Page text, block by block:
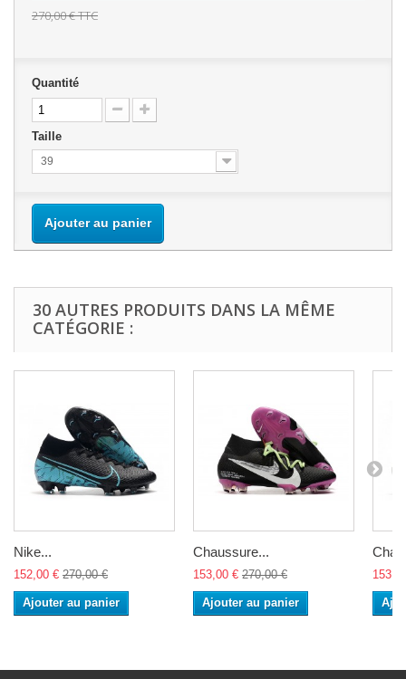
270,00 €TTC
Quantité
Taille
39
Ajouter au panier
30 AUTRES PRODUITS DANS LA MÊME
CATÉGORIE :
Nike...
152,00 € 270,00 €
Ajouter au panier
Chaussure...
153,00 € 270,00 €
Ajouter au panier